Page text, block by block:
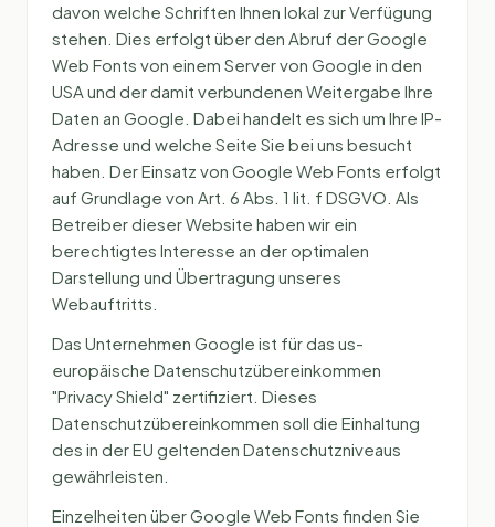
davon welche Schriften Ihnen lokal zur Verfügung
stehen. Dies erfolgt über den Abruf der Google
Web Fonts von einem Server von Google in den
USA und der damit verbundenen Weitergabe Ihre
Daten an Google. Dabei handelt es sich um Ihre IP-
Adresse und welche Seite Sie bei uns besucht
haben. Der Einsatz von Google Web Fonts erfolgt
auf Grundlage von Art. 6 Abs. 1 lit. f DSGVO. Als
Betreiber dieser Website haben wir ein
berechtigtes Interesse an der optimalen
Darstellung und Übertragung unseres
Webauftritts.
Das Unternehmen Google ist für das us-
europäische Datenschutzübereinkommen
"Privacy Shield" zertifiziert. Dieses
Datenschutzübereinkommen soll die Einhaltung
des in der EU geltenden Datenschutzniveaus
gewährleisten.
Einzelheiten über Google Web Fonts finden Sie